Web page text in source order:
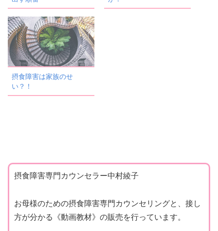
摂食障害は家族のせ
い？！
摂食障害専門カウンセラー中村綾子
お母様のための摂食障害専門カウンセリングと、接し
方が分かる《動画教材》の販売を行っています。